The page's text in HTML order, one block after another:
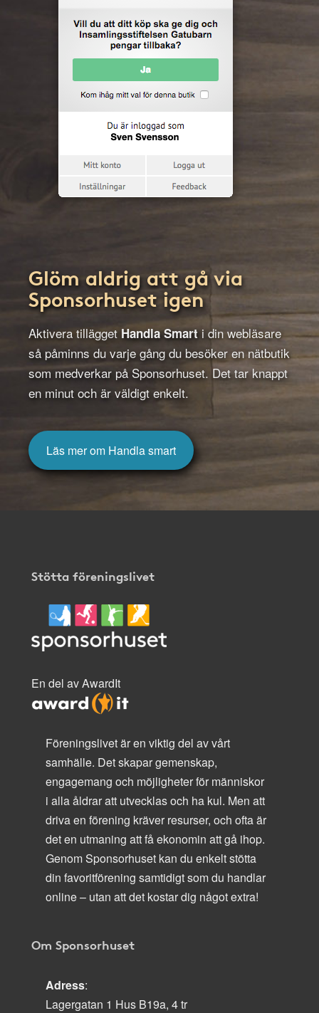
Glöm aldrig att gå via
Sponsorhuset igen
Aktivera tillägget Handla Smarti din webläsare
så påminns du varje gång du besöker en nätbutik
som medverkar på Sponsorhuset. Det tar knappt
en minut och är väldigt enkelt.
Läs mer om Handla smart
Stötta föreningslivet
En del av AwardIt
Föreningslivet är en viktig del av vårt
samhälle. Det skapar gemenskap,
engagemang och möjligheter för människor
i alla åldrar att utvecklas och ha kul. Men att
driva en förening kräver resurser, och ofta är
det en utmaning att få ekonomin att gå ihop.
Genom Sponsorhuset kan du enkelt stötta
din favoritförening samtidigt som du handlar
online – utan att det kostar dig något extra!
Om Sponsorhuset
Adress:
Lagergatan 1 Hus B19a, 4 tr